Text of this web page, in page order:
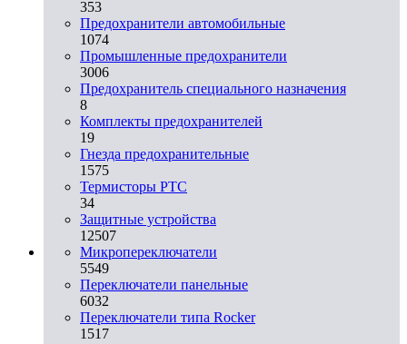
353
Предохранители автомобильные
1074
Промышленные предохранители
3006
Предохранитель специального назначения
8
Комплекты предохранителей
19
Гнезда предохранительные
1575
Термисторы PTC
34
Защитные устройства
12507
Микропереключатели
5549
Переключатели панельные
6032
Переключатели типа Rocker
1517